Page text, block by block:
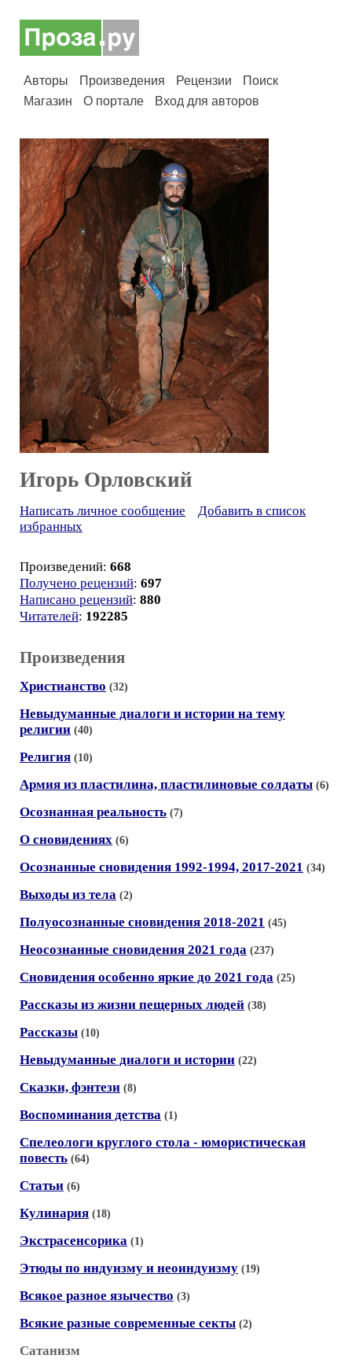
Авторы Произведения Рецензии
Поиск
Магазин
О портале Вход для авторов
Игорь Орловский
Написать личное сообщение
Добавить в список
избранных
Произведений: 668
Получено рецензий: 697
Написано рецензий: 880
Читателей: 192285
Произведения
Христианство (32)
Невыдуманные диалоги и истории на тему
религии (40)
Религия (10)
Армия из пластилина, пластилиновые солдаты (6)
Осознанная реальность (7)
О сновидениях (6)
Осознанные сновидения 1992-1994, 2017-2021 (34)
Выходы из тела (2)
Полуосознанные сновидения 2018-2021 (45)
Неосознанные сновидения 2021 года (237)
Сновидения особенно яркие до 2021 года (25)
Рассказы из жизни пещерных людей (38)
Рассказы (10)
Невыдуманные диалоги и истории (22)
Сказки, фэнтези (8)
Воспоминания детства (1)
Спелеологи круглого стола - юмористическая
повесть (64)
Статьи (6)
Кулинария (18)
Экстрасенсорика (1)
Этюды по индуизму и неоиндуизму (19)
Всякое разное язычество (3)
Всякие разные современные секты (2)
Сатанизм